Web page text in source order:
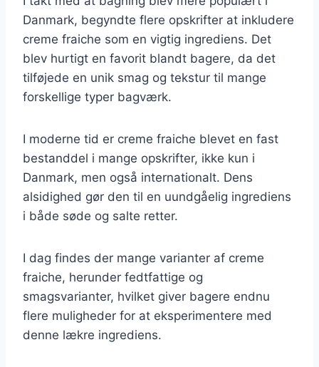
Danmark, begyndte flere opskrifter at inkludere
creme fraiche som en vigtig ingrediens. Det
blev hurtigt en favorit blandt bagere, da det
tilføjede en unik smag og tekstur til mange
forskellige typer bagværk.
I moderne tid er creme fraiche blevet en fast
bestanddel i mange opskrifter, ikke kun i
Danmark, men også internationalt. Dens
alsidighed gør den til en uundgåelig ingrediens
i både søde og salte retter.
I dag findes der mange varianter af creme
fraiche, herunder fedtfattige og
smagsvarianter, hvilket giver bagere endnu
flere muligheder for at eksperimentere med
denne lækre ingrediens.